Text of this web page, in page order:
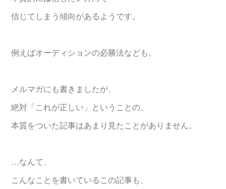
信じてしまう傾向があるようです。
例えばオーディションの必勝法なども。
メルマガにも書きましたが、
絶対「これが正しい」ということの、
本質をついた記事はあまり見たことがありません。
…なんて、
こんなことを書いているこの記事も、